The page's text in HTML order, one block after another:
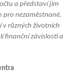
a představí jim
pro nezaměstnané.
různých životních
finanční závislosti a